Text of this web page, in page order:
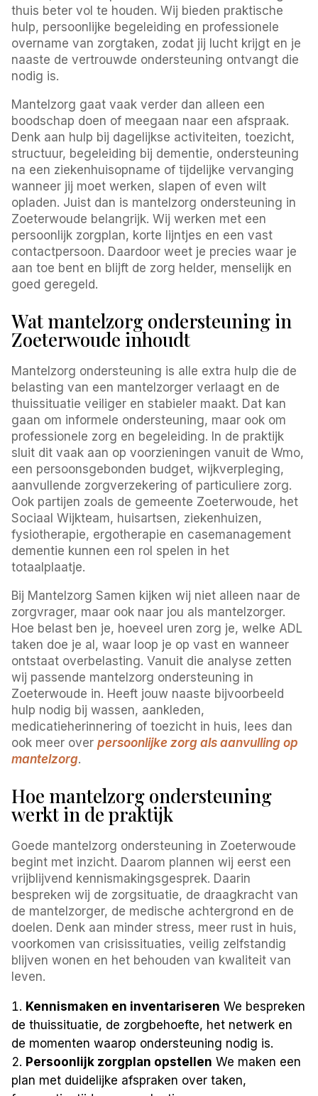
thuis beter vol te houden. Wij bieden praktische
hulp, persoonlijke begeleiding en professionele
overname van zorgtaken, zodat jij lucht krijgt en je
naaste de vertrouwde ondersteuning ontvangt die
nodig is.
Mantelzorg gaat vaak verder dan alleen een
boodschap doen of meegaan naar een afspraak.
Denk aan hulp bij dagelijkse activiteiten, toezicht,
structuur, begeleiding bij dementie, ondersteuning
na een ziekenhuisopname of tijdelijke vervanging
wanneer jij moet werken, slapen of even wilt
opladen. Juist dan is mantelzorg ondersteuning in
Zoeterwoude belangrijk. Wij werken met een
persoonlijk zorgplan, korte lijntjes en een vast
contactpersoon. Daardoor weet je precies waar je
aan toe bent en blijft de zorg helder, menselijk en
goed geregeld.
Wat mantelzorg ondersteuning in
Zoeterwoude inhoudt
Mantelzorg ondersteuning is alle extra hulp die de
belasting van een mantelzorger verlaagt en de
thuissituatie veiliger en stabieler maakt. Dat kan
gaan om informele ondersteuning, maar ook om
professionele zorg en begeleiding. In de praktijk
sluit dit vaak aan op voorzieningen vanuit de Wmo,
een persoonsgebonden budget, wijkverpleging,
aanvullende zorgverzekering of particuliere zorg.
Ook partijen zoals de gemeente Zoeterwoude, het
Sociaal Wijkteam, huisartsen, ziekenhuizen,
fysiotherapie, ergotherapie en casemanagement
dementie kunnen een rol spelen in het
totaalplaatje.
Bij Mantelzorg Samen kijken wij niet alleen naar de
zorgvrager, maar ook naar jou als mantelzorger.
Hoe belast ben je, hoeveel uren zorg je, welke ADL
taken doe je al, waar loop je op vast en wanneer
ontstaat overbelasting. Vanuit die analyse zetten
wij passende mantelzorg ondersteuning in
Zoeterwoude in. Heeft jouw naaste bijvoorbeeld
hulp nodig bij wassen, aankleden,
medicatieherinnering of toezicht in huis, lees dan
ook meer overpersoonlijke zorg als aanvulling op
mantelzorg.
Hoe mantelzorg ondersteuning
werkt in de praktijk
Goede mantelzorg ondersteuning in Zoeterwoude
begint met inzicht. Daarom plannen wij eerst een
vrijblijvend kennismakingsgesprek. Daarin
bespreken wij de zorgsituatie, de draagkracht van
de mantelzorger, de medische achtergrond en de
doelen. Denk aan minder stress, meer rust in huis,
voorkomen van crisissituaties, veilig zelfstandig
blijven wonen en het behouden van kwaliteit van
leven.
Kennismaken en inventariseren We bespreken
de thuissituatie, de zorgbehoefte, het netwerk en
de momenten waarop ondersteuning nodig is.
Persoonlijk zorgplan opstellen We maken een
plan met duidelijke afspraken over taken,